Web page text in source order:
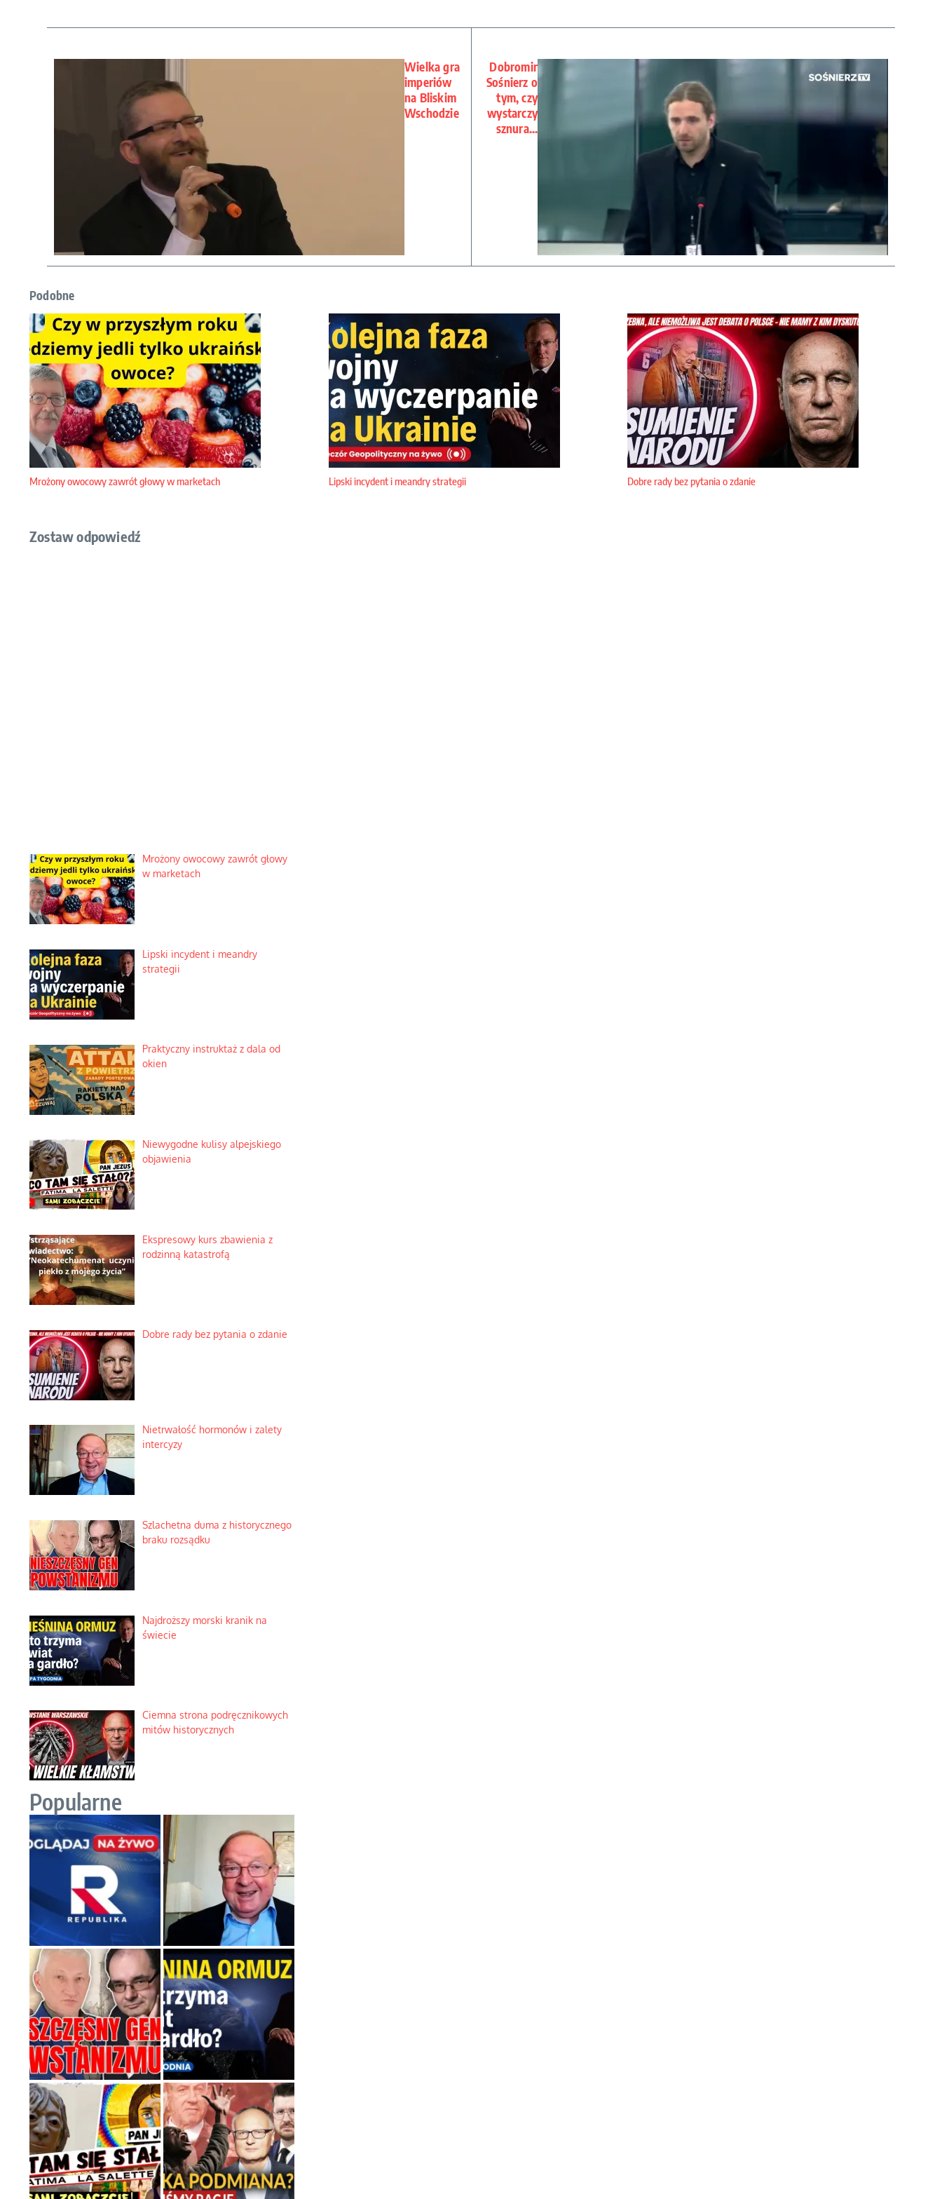
Wielka gra
imperiów
na Bliskim
Wschodzie
Dobromir
Sośnierz o
tym, czy
wystarczy
sznura…
Podobne
Mrożony owocowy zawrót głowy w marketach Lipski incydent i meandry strategii Dobre rady bez pytania o zdanie
Zostaw odpowiedź
Mrożony owocowy zawrót głowy
w marketach
Lipski incydent i meandry
strategii
Praktyczny instruktaż z dala od
okien
Niewygodne kulisy alpejskiego
objawienia
Ekspresowy kurs zbawienia z
rodzinną katastrofą
Dobre rady bez pytania o zdanie
Nietrwałość hormonów i zalety
intercyzy
Szlachetna duma z historycznego
braku rozsądku
Najdroższy morski kranik na
świecie
Ciemna strona podręcznikowych
mitów historycznych
Popularne